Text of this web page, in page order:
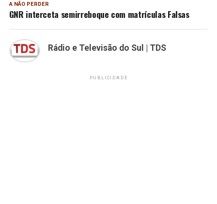
A NÃO PERDER
GNR interceta semirreboque com matrículas Falsas
Rádio e Televisão do Sul | TDS
PUBLICIDADE